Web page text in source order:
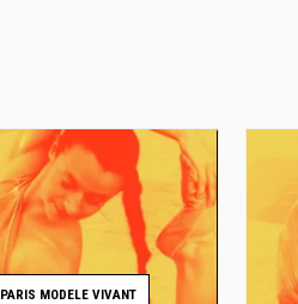
PARIS MODELE VIVANT